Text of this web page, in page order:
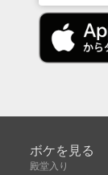
ボケを見る
殿堂入り